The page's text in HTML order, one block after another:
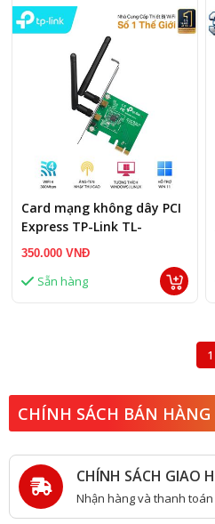
Card mạng không dây PCI
Express TP-Link TL-
WN881ND Wireless
350.000 VNĐ
Sẵn hàng
1
CHÍNH SÁCH BÁN HÀNG
CHÍNH SÁCH GIAO
Nhận hàng và thanh